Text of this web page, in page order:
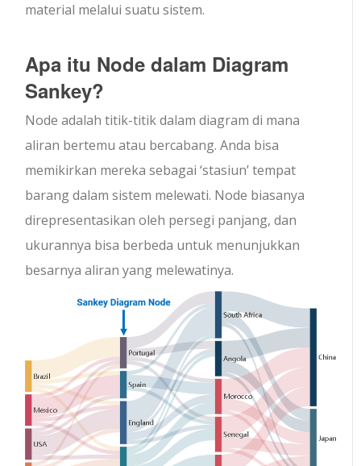
material melalui suatu sistem.
Apa itu Node dalam Diagram
Sankey?
Node adalah titik-titik dalam diagram di mana
aliran bertemu atau bercabang. Anda bisa
memikirkan mereka sebagai ‘stasiun’ tempat
barang dalam sistem melewati. Node biasanya
direpresentasikan oleh persegi panjang, dan
ukurannya bisa berbeda untuk menunjukkan
besarnya aliran yang melewatinya.